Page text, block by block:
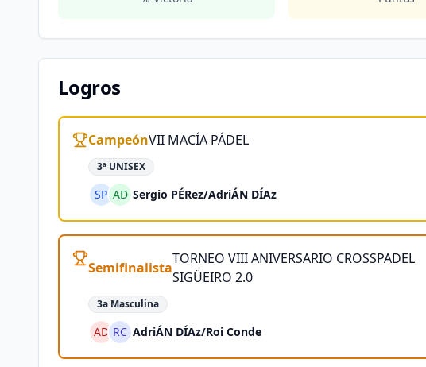
Logros
CampeónVII MACÍA PÁDEL
3ª UNISEX
SP AD Sergio PÉRez/AdriÁN DÍAz
Semifinalista
TORNEO VIII ANIVERSARIO CROSSPADEL
SIGÜEIRO 2.0
3a Masculina
AD RC AdriÁN DÍAz/Roi Conde